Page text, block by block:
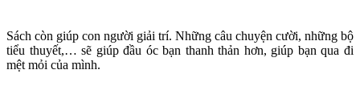
Sách còn giúp con người giải trí. Những câu chuyện cười, những bộ
tiểu thuyết,… sẽ giúp đầu óc bạn thanh thản hơn, giúp bạn qua đi
mệt mỏi của mình.